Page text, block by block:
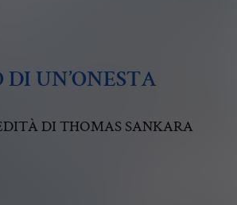
UN’ONESTA
DI THOMAS SANKARA